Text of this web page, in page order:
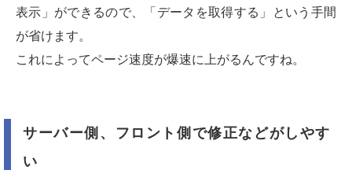
表示」ができるので、「データを取得する」という手間
が省けます。
これによってページ速度が爆速に上がるんですね。
サーバー側、フロント側で修正などがしやす
い